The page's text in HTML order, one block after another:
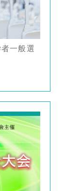
一般選